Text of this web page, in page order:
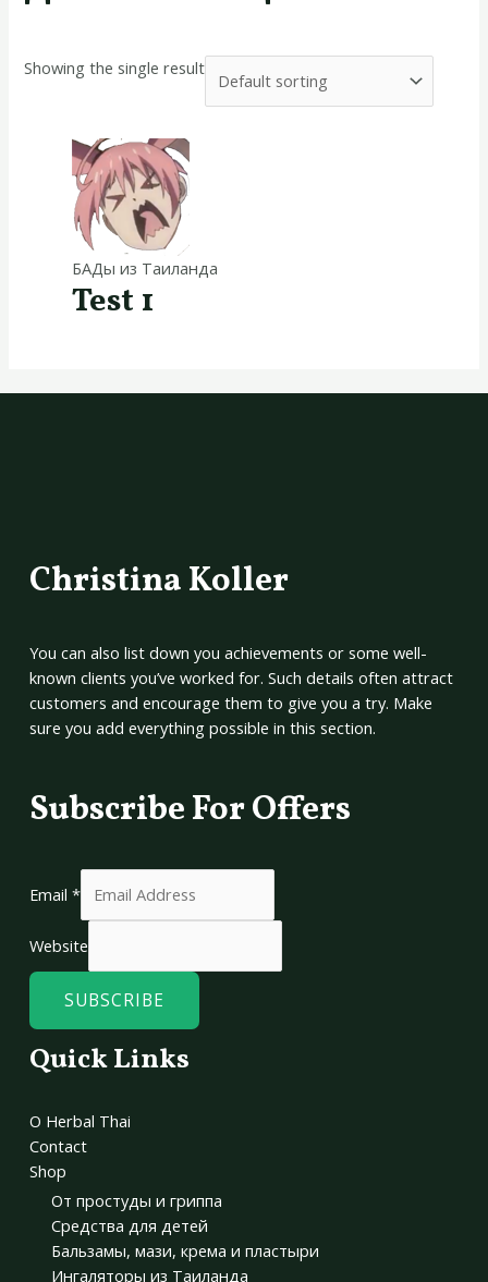
Showing the single result
БАДы из Таиланда
Test 1
Christina Koller
You can also list down you achievements or some well-
known clients you’ve worked for. Such details often attract
customers and encourage them to give you a try. Make
sure you add everything possible in this section.
Subscribe For Offers
Email *
Website
SUBSCRIBE
Quick Links
О Herbal Thai
Contact
Shop
От простуды и гриппа
Средства для детей
Бальзамы, мази, крема и пластыри
Ингаляторы из Таиланда